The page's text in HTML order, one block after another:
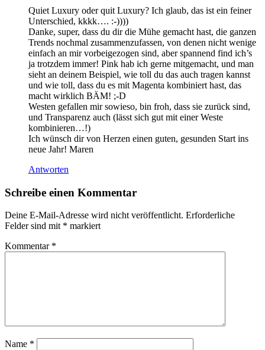
Quiet Luxury oder quit Luxury? Ich glaub, das ist ein feiner
Unterschied, kkkk…. :-))))
Danke, super, dass du dir die Mühe gemacht hast, die ganzen
Trends nochmal zusammenzufassen, von denen nicht wenige
einfach an mir vorbeigezogen sind, aber spannend find ich’s
ja trotzdem immer! Pink hab ich gerne mitgemacht, und man
sieht an deinem Beispiel, wie toll du das auch tragen kannst
und wie toll, dass du es mit Magenta kombiniert hast, das
macht wirklich BÄM! ;-D
Westen gefallen mir sowieso, bin froh, dass sie zurück sind,
und Transparenz auch (lässt sich gut mit einer Weste
kombinieren…!)
Ich wünsch dir von Herzen einen guten, gesunden Start ins
neue Jahr! Maren
Antworten
Schreibe einen Kommentar
Deine E-Mail-Adresse wird nicht veröffentlicht. Erforderliche
Felder sind mit * markiert
Kommentar *
Name *